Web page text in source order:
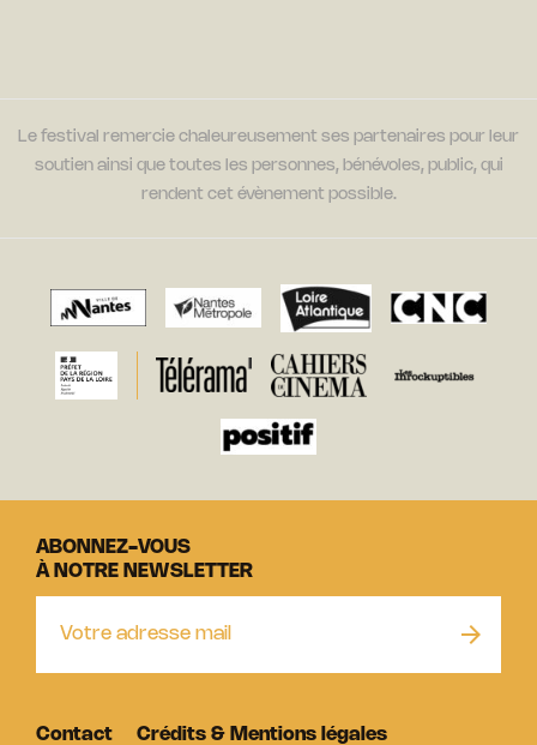
Le festival remercie chaleureusement ses partenaires pour leur
soutien ainsi que toutes les personnes, bénévoles, public, qui
rendent cet évènement possible.
ABONNEZ-VOUS
À NOTRE NEWSLETTER
Contact Crédits & Mentions légales